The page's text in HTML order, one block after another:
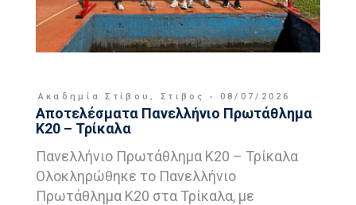
Ακαδημία Στίβου , Στιβος 08/07/2026
Αποτελέσματα Πανελλήνιο Πρωτάθλημα
Κ20 – Τρίκαλα
Πανελλήνιο Πρωτάθλημα Κ20 – Τρίκαλα
Ολοκληρώθηκε το Πανελλήνιο
Πρωτάθλημα Κ20 στα Τρίκαλα, με